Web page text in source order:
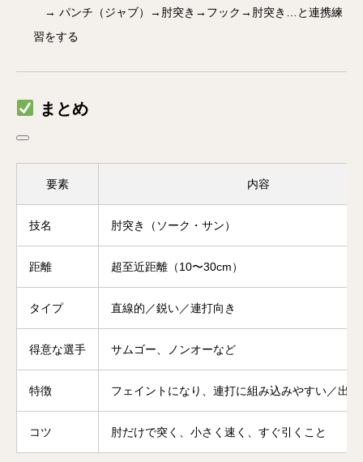
→ パンチ（ジャブ）→肘突き→フック→肘突き…と連携練
習をする
まとめ
要素 内容
技名 肘突き（ソーク・サン）
距離 超至近距離（10〜30cm）
タイプ 直線的／鋭い／連打向き
得意な選手 サムゴー、ノンオーなど
特徴 フェイントになり、連打に組み込みやすい／出
コツ 肘だけで突く、小さく速く、すぐ引くこと